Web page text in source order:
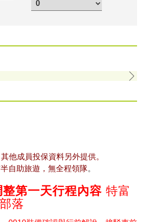
他成員投保資料另外提供。
自助旅遊，無全程領隊。
第一天​行程內容 特富
落